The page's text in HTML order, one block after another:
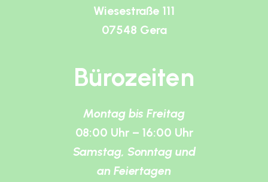
Wiesestraße 111
07548 Gera
Bürozeiten
Montag bis Freitag
08:00 Uhr – 16:00 Uhr
Samstag, Sonntag und
an Feiertagen